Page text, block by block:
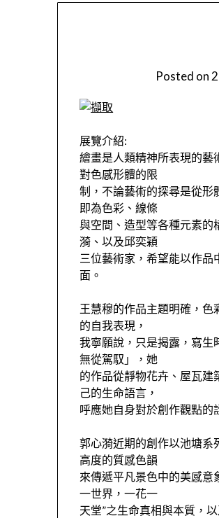
Posted on
展覽介紹:
繪畫是人類精神所表現的藝
對色感形體的限
制，不論藝術的探尋是從形
即為色彩、線條
與空間、造型等各種元素的
漪、以及邱奕穎
三位藝術家，希望能以作
面。
王慧穆的作品主題明確，色
的自我表現，
我寧願說，只是揭露，寫生
無從駕馭」，她
的作品從靜物花卉、屋瓦建
己的生命語言，
呼應她自身對於創作觀點的
郭心漪近期的創作以池塘系
高度的質感色韻
來傳遞平凡景色中的美感意
一世界，一花一
天堂”之生命真相與本質，